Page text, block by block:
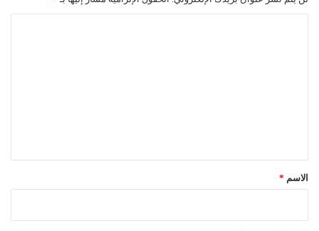
*الاسم *